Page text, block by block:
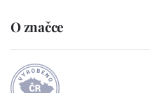
O značce